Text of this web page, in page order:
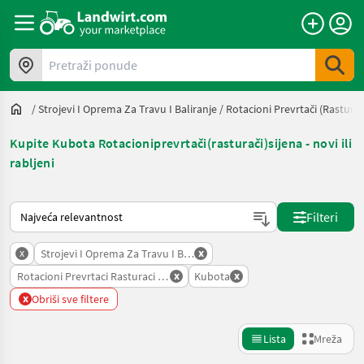
Pretraži ponude
/Strojevi I Oprema Za Travu I Baliranje / Rotacioni Prevrtači
Kupite Kubota Rotacioniprevrtači(rasturači)sijena - novi ili
rabljeni
Način na koji sortira Landwirt.com
Filteri
x Strojevi I Oprema Za Travu I Baliranje
x
Rotacioni Prevrtaci Rasturaci Sijena
x Kubota x
x Obriši sve filtere
Lista Mreža